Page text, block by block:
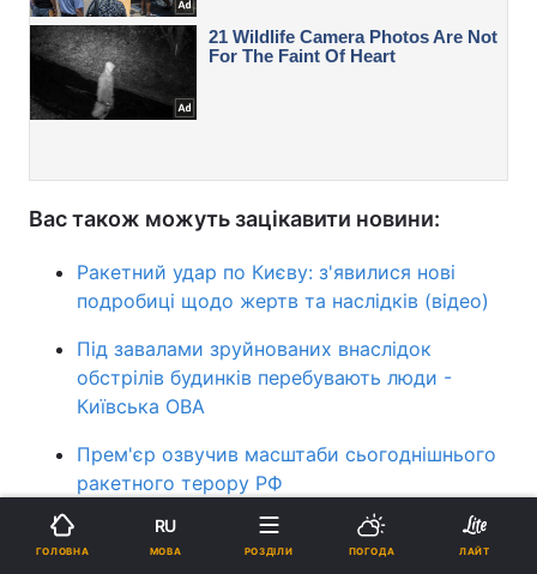
Вас також можуть зацікавити новини:
Ракетний удар по Києву: з'явилися нові
подробиці щодо жертв та наслідків (відео)
Під завалами зруйнованих внаслідок
обстрілів будинків перебувають люди -
Київська ОВА
Прем'єр озвучив масштаби сьогоднішнього
ракетного терору РФ
ракетний удар війна в Україні
ГОЛОВНА
RU
МОВА РОЗДІЛИ ПОГОДА ЛАЙТ